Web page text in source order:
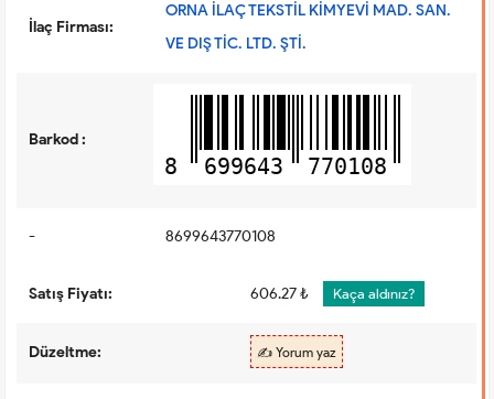
İlaç Firması:
ORNA İLAÇ TEKSTİL KİMYEVİ MAD. SAN.
VE DIŞ TİC. LTD. ŞTİ.
Barkod :
8 699643 770108
- 8699643770108
Satış Fiyatı: 606.27 ₺ Kaça aldınız?
Düzeltme: ✍️ Yorum yaz